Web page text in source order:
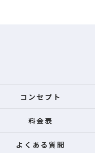
コンセプト
料金表
よくある質問